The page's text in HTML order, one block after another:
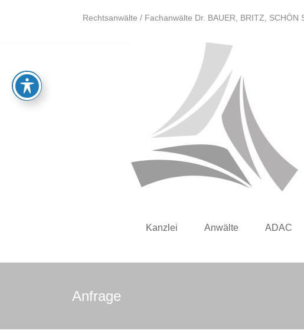
Rechtsanwälte / Fachanwälte Dr. BAUER, BRITZ,
Rechtsanwälte
Kanzlei Anwälte ADAC
Anfrage